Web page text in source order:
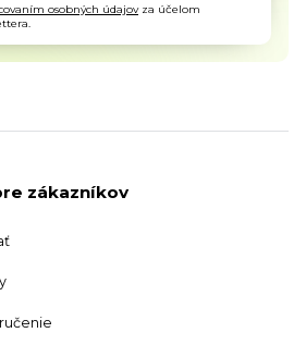
osobných údajovza účelom
zákazníkov